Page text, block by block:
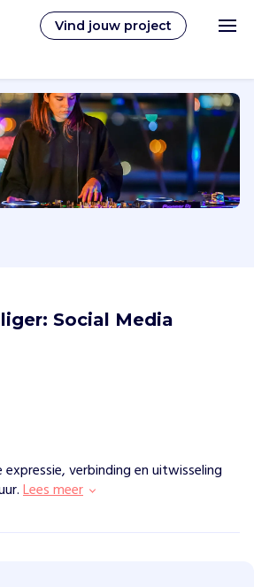
Vind jouw project
Social Media
verbinding en uitwisseling
Lees meer